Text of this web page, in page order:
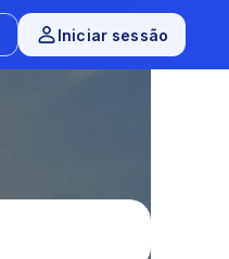
Iniciar sessão